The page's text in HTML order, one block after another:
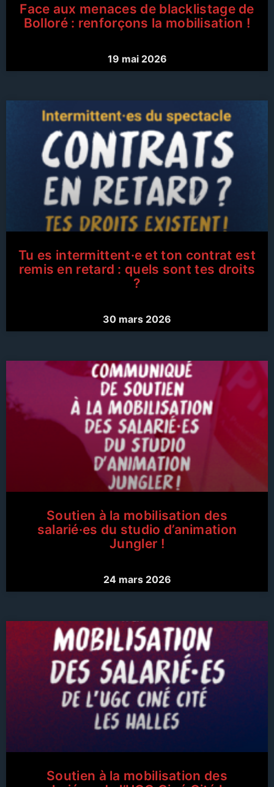
Face aux menaces de blacklistage de
Bolloré : renforçons la mobilisation !
19 mai 2026
Tu es intermittent·e et ton contrat est
remis en retard : quels sont tes droits
?
30 mars 2026
Soutien à la mobilisation des
salarié·es du studio d’animation
Jungler !
24 mars 2026
Soutien à la mobilisation des